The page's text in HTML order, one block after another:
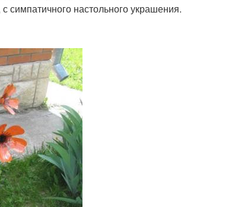
симпатичного настольного украшения.